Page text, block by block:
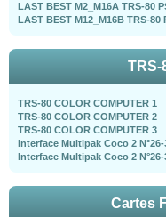
LAST BEST M2_M16A TRS-80
LAST BEST M12_M16B TRS-80
TRS-
TRS-80 COLOR COMPUTER 1
TRS-80 COLOR COMPUTER 2
TRS-80 COLOR COMPUTER 3
Interface Multipak Coco 2 N°26-
Interface Multipak Coco 2 N°26-
Cartes